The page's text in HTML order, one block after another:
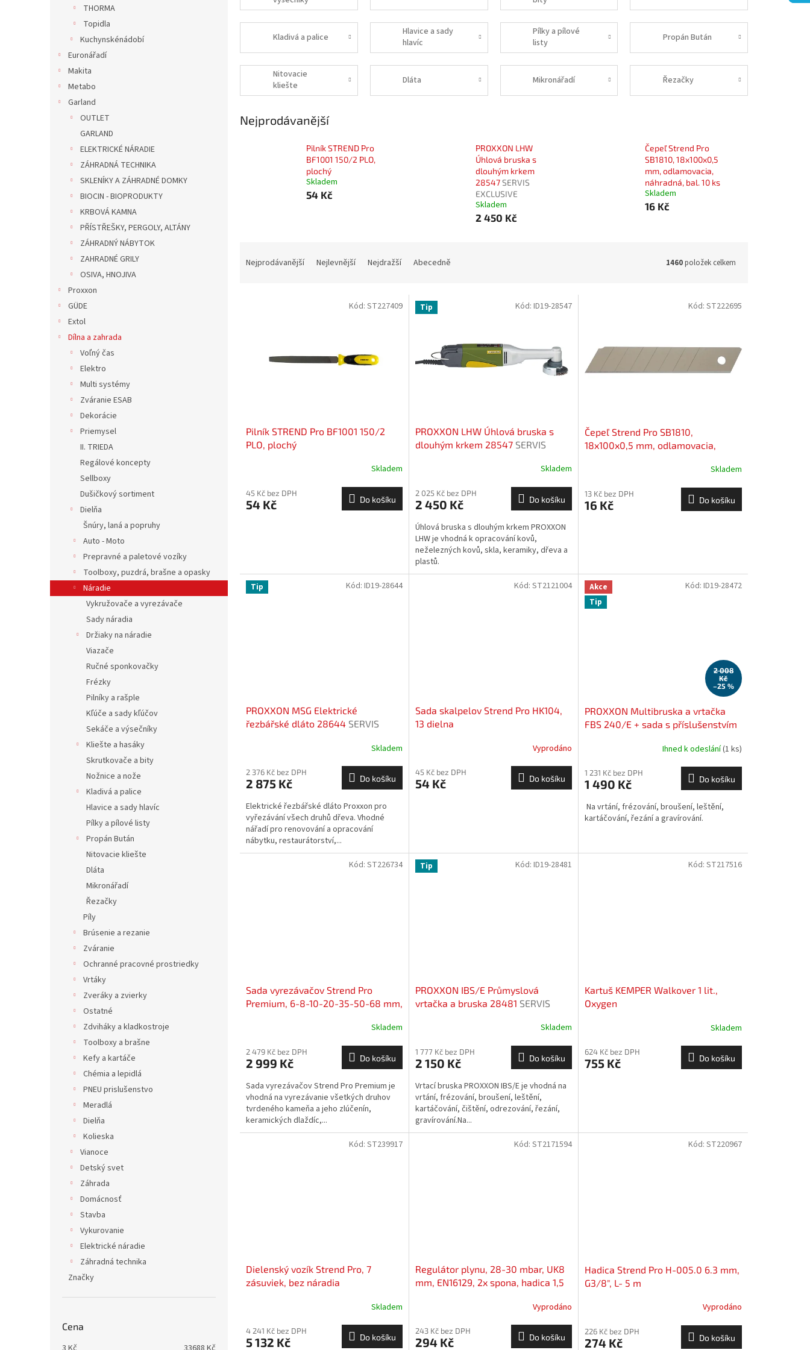
THORMA
Topidla
Kuchynskénádobí
Euronářadí
Makita
Metabo
Garland
OUTLET
GARLAND
ELEKTRICKÉ NÁRADIE
ZÁHRADNÁ TECHNIKA
SKLENÍKY A ZÁHRADNÉ DOMKY
BIOCIN - BIOPRODUKTY
KRBOVÁ KAMNA
PŘÍSTŘEŠKY, PERGOLY, ALTÁNY
ZÁHRADNÝ NÁBYTOK
ZAHRADNÉ GRILY
OSIVA, HNOJIVA
Proxxon
GÜDE
Extol
Dílna a zahrada
Voľný čas
Elektro
Multi systémy
Zváranie ESAB
Dekorácie
Priemysel
II. TRIEDA
Regálové koncepty
Sellboxy
Dušičkový sortiment
Dielňa
Šnúry, laná a popruhy
Auto - Moto
Prepravné a paletové vozíky
Toolboxy, puzdrá, brašne a opasky
Náradie
Vykružovače a vyrezávače
Sady náradia
Držiaky na náradie
Viazače
Ručné sponkovačky
Frézky
Pilníky a rašple
Kľúče a sady kľúčov
Sekáče a výsečníky
Kliešte a hasáky
Skrutkovače a bity
Nožnice a nože
Kladivá a palice
Hlavice a sady hlavíc
Pílky a pílové listy
Propán Bután
Nitovacie kliešte
Dláta
Mikronářadí
Řezačky
Píly
Brúsenie a rezanie
Zváranie
Ochranné pracovné prostriedky
Vrtáky
Zveráky a zvierky
Ostatné
Zdviháky a kladkostroje
Toolboxy a brašne
Kefy a kartáče
Chémia a lepidlá
PNEU prislušenstvo
Meradlá
Dielňa
Kolieska
Vianoce
Detský svet
Záhrada
Domácnosť
Stavba
Vykurovanie
Elektrické náradie
Záhradná technika
Značky
Cena
Kladivá a palice
Hlavice a sady
hlavíc
Pílky a pílové
listy
Propán Bután
Nitovacie
kliešte
Dláta Mikronářadí Řezačky
Nejprodávanější
Pilník STREND Pro
BF1001 150/2 PLO,
plochý
Skladem
54 Kč
PROXXON LHW
Úhlová bruska s
dlouhým krkem
28547SERVIS
EXCLUSIVE
Skladem
2 450 Kč
Čepeľ Strend Pro
SB1810, 18x100x0,5
mm, odlamovacia,
náhradná, bal. 10 ks
Skladem
16 Kč
Nejprodávanější Nejlevnější Nejdražší Abecedně 1460položek celkem
Pilník STREND Pro BF1001 150/2
PLO, plochý
Skladem
45 Kč bez DPH
54 Kč Do košíku
Kód: ST227409 Tip
PROXXON LHW Úhlová bruska s
dlouhým krkem 28547 SERVIS
Skladem
2 025 Kč bez DPH
2 450 Kč Do košíku
Úhlová bruska s dlouhým krkem PROXXON
LHW je vhodná k opracování kovů,
neželezných kovů, skla, keramiky, dřeva a
plastů.
Kód: ID19-28547
Čepeľ Strend Pro SB1810,
18x100x0,5 mm, odlamovacia,
Skladem
13 Kč bez DPH
16 Kč Do košíku
Kód: ST222695
Tip
PROXXON MSG Elektrické
řezbářské dláto 28644 SERVIS
Skladem
2 376 Kč bez DPH
2 875 Kč Do košíku
Elektrické řezbářské dláto Proxxon pro
vyřezávání všech druhů dřeva. Vhodné
nářadí pro renovování a opracování
nábytku, restaurátorství,...
Kód: ID19-28644
Sada skalpelov Strend Pro HK104,
13 dielna
Vyprodáno
45 Kč bez DPH
54 Kč Do košíku
Kód: ST2121004
Akce
Tip
2 008
Kč
–25 %
PROXXON Multibruska a vrtačka
FBS 240/E + sada s příslušenstvím
Ihned k odeslání(1 ks)
1 231 Kč bez DPH
1 490 Kč Do košíku
Na vrtání, frézování, broušení, leštění,
kartáčování, řezání a gravírování.
Kód: ID19-28472
Sada vyrezávačov Strend Pro
Premium, 6-8-10-20-35-50-68 mm,
diamant, korunky, professionalSkladem
2 479 Kč bez DPH
2 999 Kč Do košíku
Sada vyrezávačov Strend Pro Premium je
vhodná na vyrezávanie všetkých druhov
tvrdeného kameňa a jeho zlúčenín,
keramických dlaždíc,...
Kód: ST226734 Tip
PROXXON IBS/E Průmyslová
vrtačka a bruska 28481 SERVIS
Skladem
1 777 Kč bez DPH
2 150 Kč Do košíku
Vrtací bruska PROXXON IBS/E je vhodná na
vrtání, frézování, broušení, leštění,
kartáčování, čištění, odrezování, řezání,
gravírování.Na...
Kód: ID19-28481
Kartuš KEMPER Walkover 1 lit.,
Oxygen
Skladem
624 Kč bez DPH
755 Kč Do košíku
Kód: ST217516
Dielenský vozík Strend Pro, 7
zásuviek, bez náradia
Skladem
4 241 Kč bez DPH
5 132 Kč Do košíku
Kód: ST239917
Regulátor plynu, 28-30 mbar, UK8
mm, EN16129, 2x spona, hadica 1,5
Vyprodáno
243 Kč bez DPH
294 Kč Do košíku
Kód: ST2171594
Hadica Strend Pro H-005.0 6.3 mm,
G3/8", L- 5 m
Vyprodáno
226 Kč bez DPH
274 Kč Do košíku
Kód: ST220967